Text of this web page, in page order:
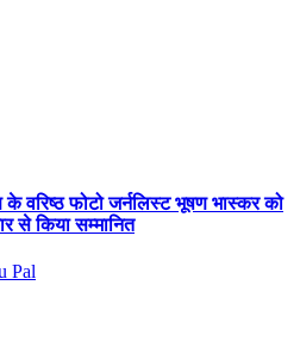
वरिष्ठ फोटो जर्नलिस्ट भूषण भास्कर को
से किया सम्मानित
Pal